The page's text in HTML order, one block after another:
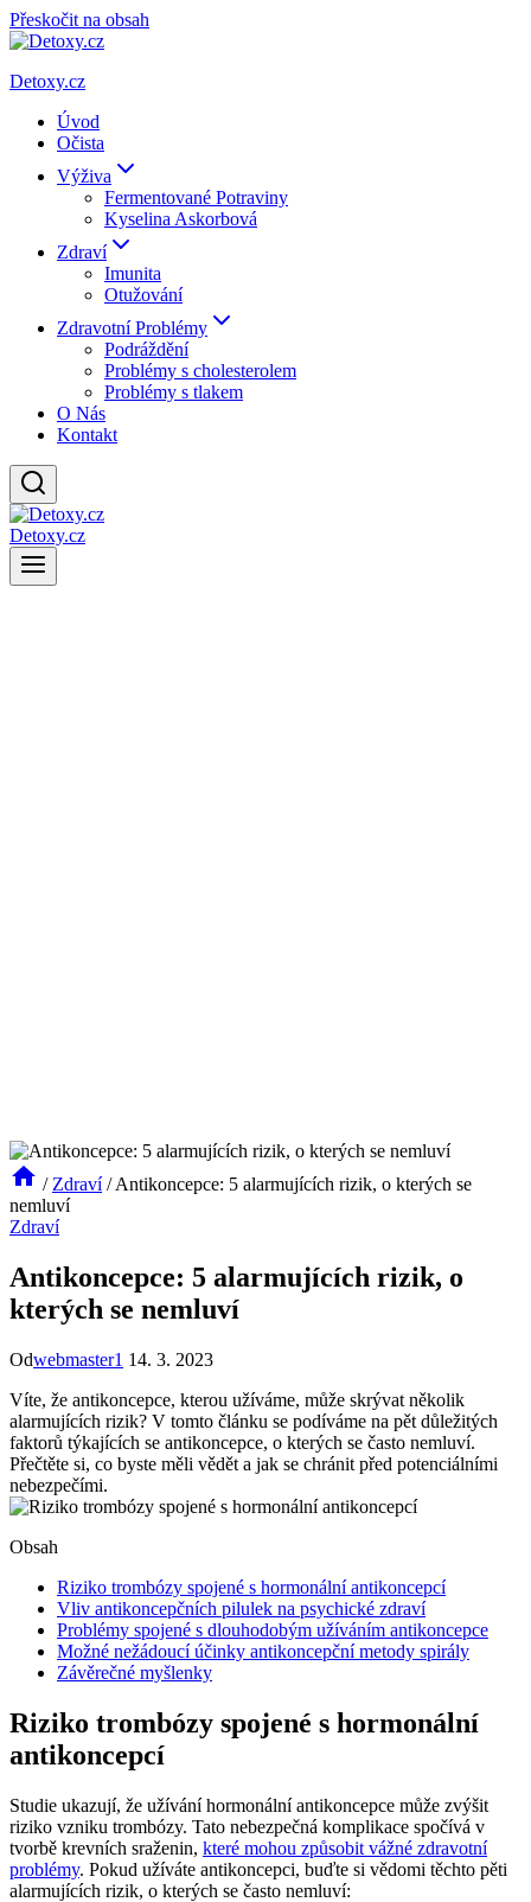
Přeskočit na obsah
Detoxy.cz
Úvod
Očista
Výživa
Fermentované Potraviny
Kyselina Askorbová
Zdraví
Imunita
Otužování
Zdravotní Problémy
Podráždění
Problémy s cholesterolem
Problémy s tlakem
O Nás
Kontakt
Detoxy.cz
/ Zdraví / Antikoncepce: 5 alarmujících rizik, o kterých se
nemluví
Zdraví
Antikoncepce: 5 alarmujících rizik, o
kterých se nemluví
Odwebmaster1 14. 3. 2023
Víte, že antikoncepce, kterou užíváme, může skrývat několik
alarmujících rizik? V tomto článku se podíváme na pět důležitých
faktorů týkajících se antikoncepce, o kterých se často nemluví.
Přečtěte si, co byste měli vědět a jak se chránit před potenciálními
nebezpečími.
Obsah
Riziko trombózy spojené s hormonální antikoncepcí
Vliv antikoncepčních pilulek na psychické zdraví
Problémy spojené s dlouhodobým užíváním antikoncepce
Možné nežádoucí účinky antikoncepční metody spirály
Závěrečné myšlenky
Riziko trombózy spojené s hormonální
antikoncepcí
Studie ukazují, že užívání hormonální antikoncepce může zvýšit
riziko vzniku trombózy. Tato nebezpečná komplikace spočívá v
tvorbě krevních sraženin, které mohou způsobit vážné zdravotní
problémy. Pokud užíváte antikoncepci, buďte si vědomi těchto pěti
alarmujících rizik, o kterých se často nemluví: